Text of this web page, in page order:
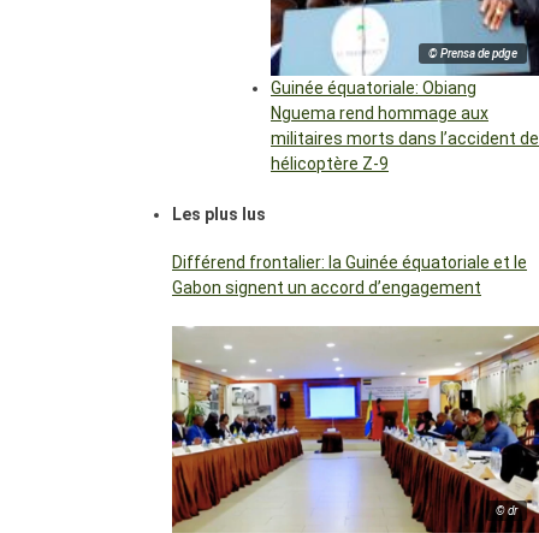
© Prensa de pdge
Guinée équatoriale: Obiang
Nguema rend hommage aux
militaires morts dans l’accident de
hélicoptère Z-9
Les plus lus
Différend frontalier: la Guinée équatoriale et le
Gabon signent un accord d’engagement
© dr